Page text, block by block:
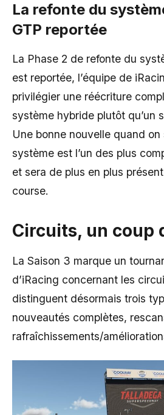
La refonte du
GTP reportée
La Phase 2 de refonte du
est reportée, l’équipe de
privilégier une réécriture
système hybride plutôt qu’un
Une bonne nouvelle quand
système est l’un des plus
et sera de plus en plus
course.
Circuits, un coup
La Saison 3 marque un
d’iRacing concernant les
distinguent désormais trois
nouveautés complètes,
rafraîchissements/